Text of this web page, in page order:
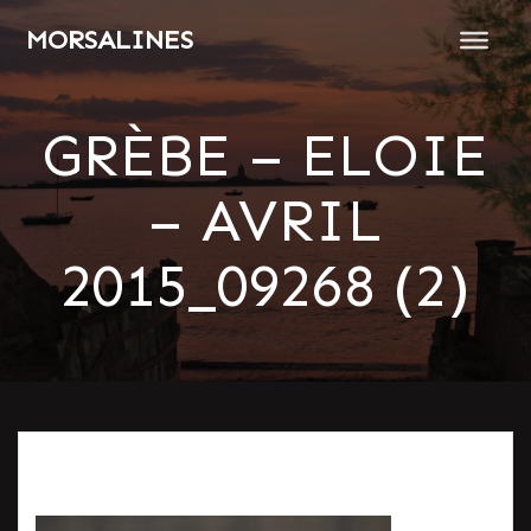
contenu
MORSALINES
GRÈBE – ELOIE
– AVRIL
2015_09268 (2)